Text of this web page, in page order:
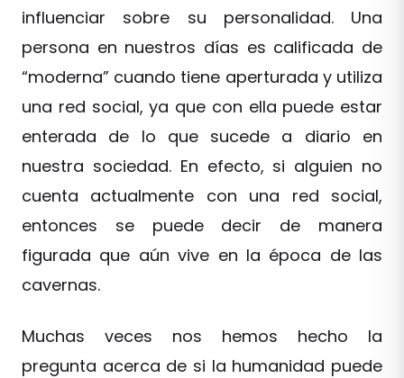
influenciar sobre su personalidad. Una
persona en nuestros días es calificada de
“moderna” cuando tiene aperturada y utiliza
una red social, ya que con ella puede estar
enterada de lo que sucede a diario en
nuestra sociedad. En efecto, si alguien no
cuenta actualmente con una red social,
entonces se puede decir de manera
figurada que aún vive en la época de las
cavernas.
Muchas veces nos hemos hecho la
pregunta acerca de si la humanidad puede